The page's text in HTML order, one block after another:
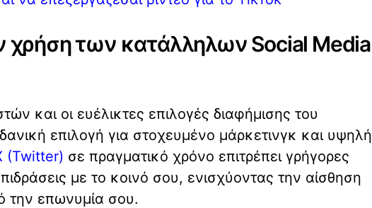
χρήση των κατάλληλων Social Media
και οι ευέλικτες επιλογές διαφήμισης του
επιλογή για στοχευμένο μάρκετινγκ και υψηλή
(Twitter) σε πραγματικό χρόνο επιτρέπει γρήγορες
με το κοινό σου, ενισχύοντας την αίσθηση
την επωνυμία σου.